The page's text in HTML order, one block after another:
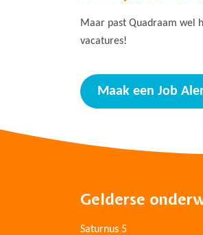
Maar past Quadraam wel
vacatures!
Maak een Job
Gelderse
Saturnus 5